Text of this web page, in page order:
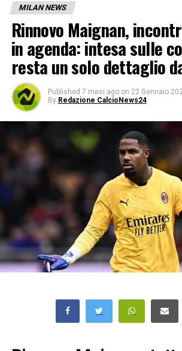
MILAN NEWS
Rinnovo Maignan,
in agenda: intesa sulle
resta un solo dettaglio
Published 7 mesi ago on 22 Gennaio
By Redazione CalcioNews24